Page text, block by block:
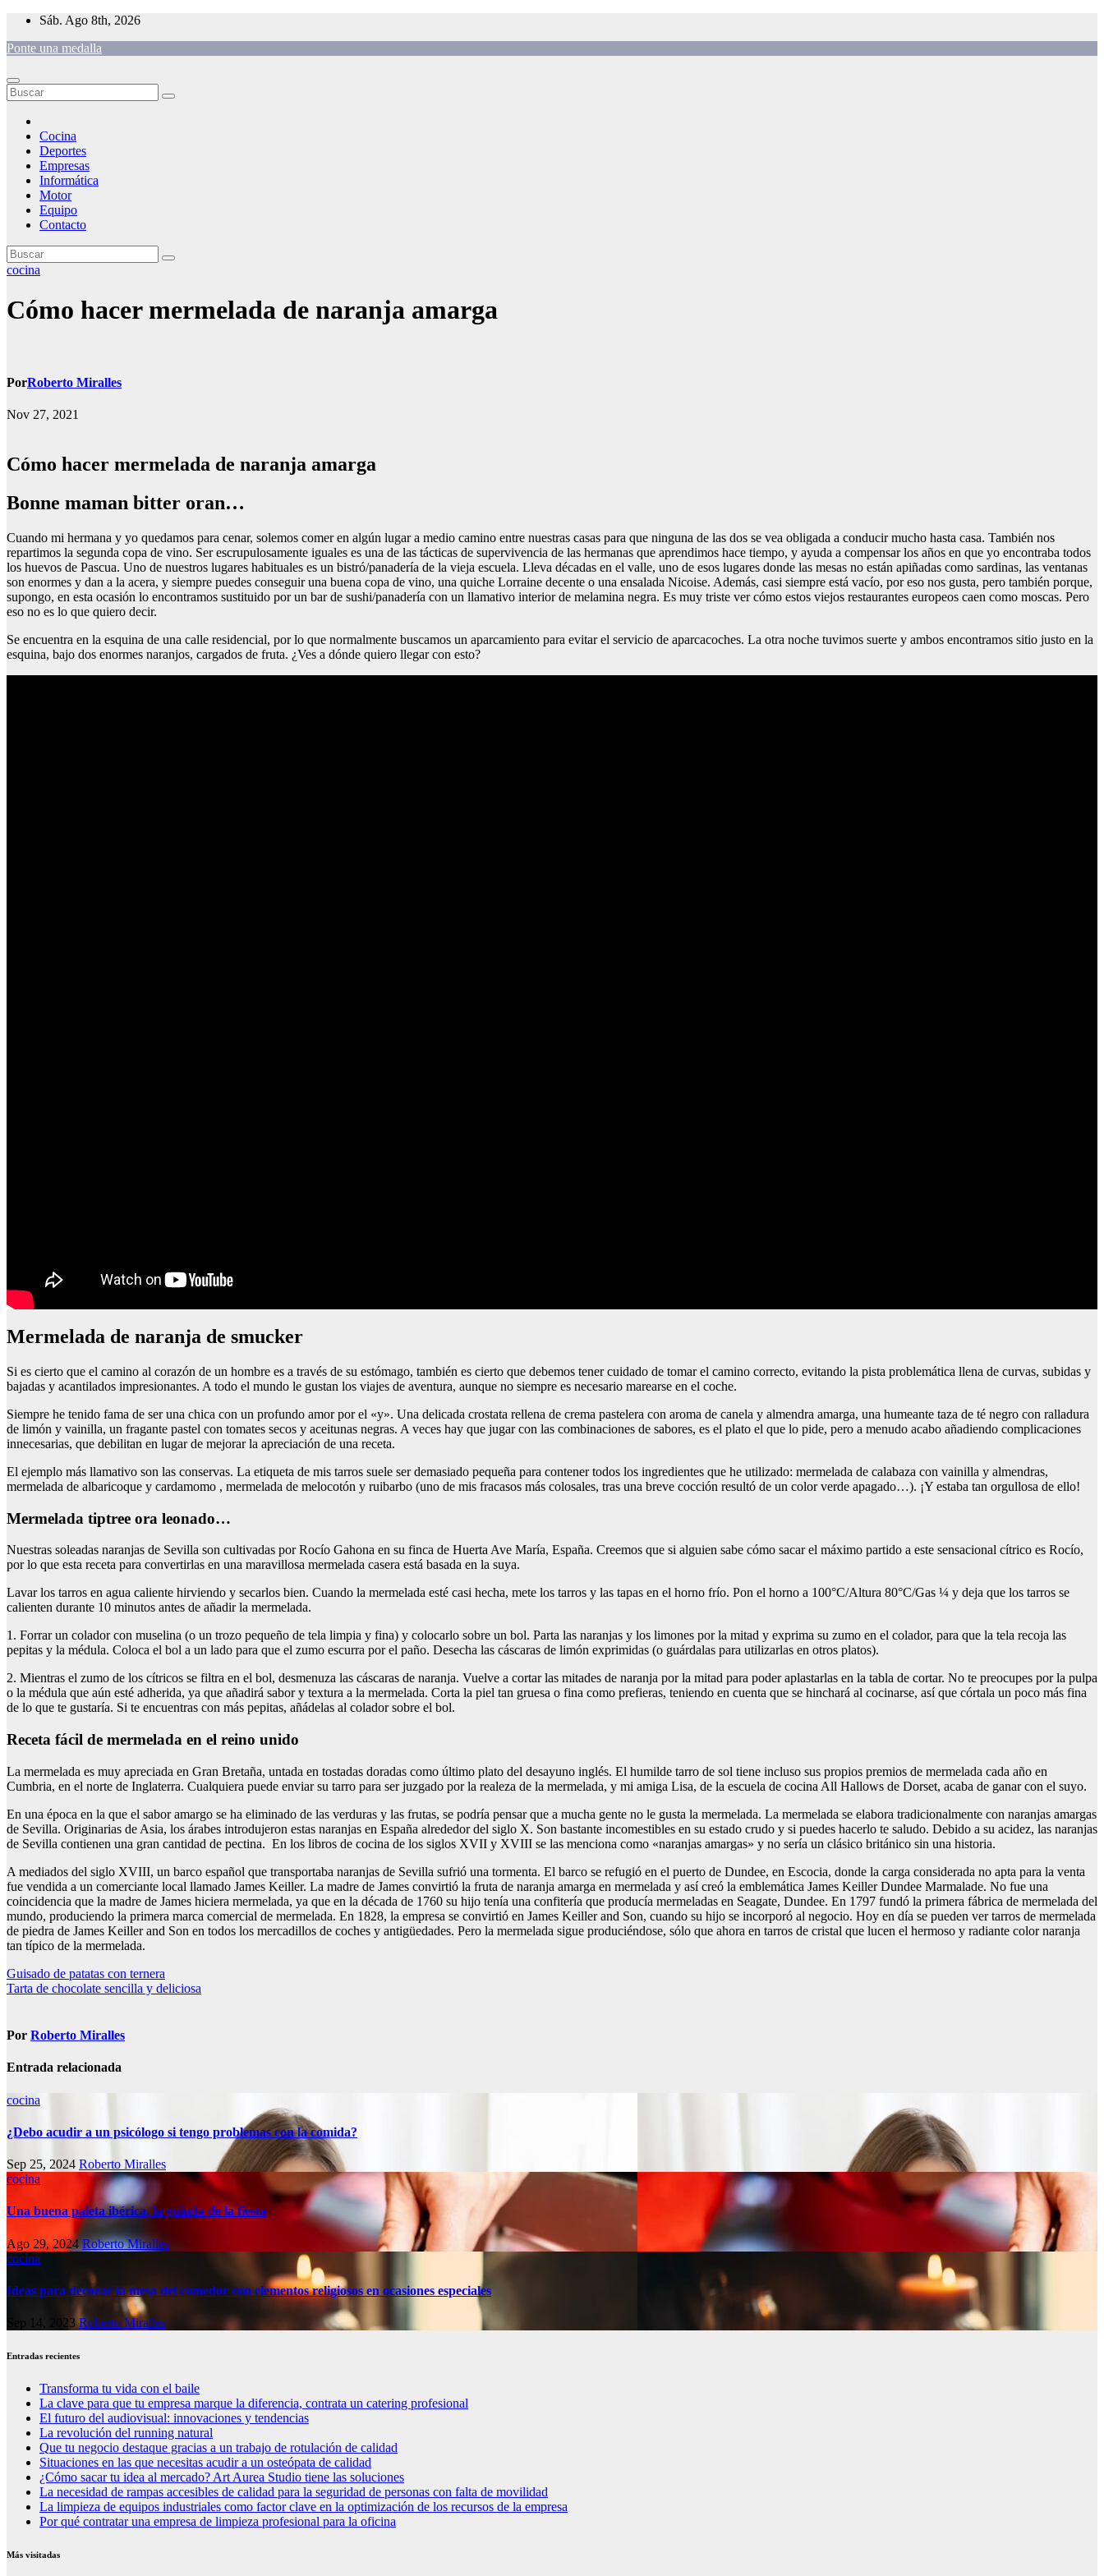
Saltar
contenido
Sáb. Ago 8th, 2026
Ponte una medalla
Cocina
Deportes
Empresas
Informática
Motor
Equipo
Contacto
cocina
Cómo hacer mermelada de naranja amarga
PorRoberto Miralles
Nov 27, 2021
Cómo hacer mermelada de naranja amarga
bonne maman bitter oran…
Cuando mi hermana y yo quedamos para cenar, solemos comer en algún lugar a medio camino entre nuestras casas para que ninguna de las dos se vea obligada a conducir mucho hasta casa. También nos
repartimos la segunda copa de vino. Ser escrupulosamente iguales es una de las tácticas de supervivencia de las hermanas que aprendimos hace tiempo, y ayuda a compensar los años en que yo encontraba todos
los huevos de Pascua. Uno de nuestros lugares habituales es un bistró/panadería de la vieja escuela. Lleva décadas en el valle, uno de esos lugares donde las mesas no están apiñadas como sardinas, las ventanas
son enormes y dan a la acera, y siempre puedes conseguir una buena copa de vino, una quiche Lorraine decente o una ensalada Nicoise. Además, casi siempre está vacío, por eso nos gusta, pero también porque,
supongo, en esta ocasión lo encontramos sustituido por un bar de sushi/panadería con un llamativo interior de melamina negra. Es muy triste ver cómo estos viejos restaurantes europeos caen como moscas. Pero
eso no es lo que quiero decir.
Se encuentra en la esquina de una calle residencial, por lo que normalmente buscamos un aparcamiento para evitar el servicio de aparcacoches. La otra noche tuvimos suerte y ambos encontramos sitio justo en la
esquina, bajo dos enormes naranjos, cargados de fruta. ¿Ves a dónde quiero llegar con esto?
mermelada de naranja de smucker
Si es cierto que el camino al corazón de un hombre es a través de su estómago, también es cierto que debemos tener cuidado de tomar el camino correcto, evitando la pista problemática llena de curvas, subidas y
bajadas y acantilados impresionantes. A todo el mundo le gustan los viajes de aventura, aunque no siempre es necesario marearse en el coche.
Siempre he tenido fama de ser una chica con un profundo amor por el «y». Una delicada crostata rellena de crema pastelera con aroma de canela y almendra amarga, una humeante taza de té negro con ralladura
de limón y vainilla, un fragante pastel con tomates secos y aceitunas negras. A veces hay que jugar con las combinaciones de sabores, es el plato el que lo pide, pero a menudo acabo añadiendo complicaciones
innecesarias, que debilitan en lugar de mejorar la apreciación de una receta.
El ejemplo más llamativo son las conservas. La etiqueta de mis tarros suele ser demasiado pequeña para contener todos los ingredientes que he utilizado: mermelada de calabaza con vainilla y almendras,
mermelada de albaricoque y cardamomo , mermelada de melocotón y ruibarbo (uno de mis fracasos más colosales, tras una breve cocción resultó de un color verde apagado…). ¡Y estaba tan orgullosa de ello!
mermelada tiptree ora leonado…
Nuestras soleadas naranjas de Sevilla son cultivadas por Rocío Gahona en su finca de Huerta Ave María, España. Creemos que si alguien sabe cómo sacar el máximo partido a este sensacional cítrico es Rocío,
por lo que esta receta para convertirlas en una maravillosa mermelada casera está basada en la suya.
Lavar los tarros en agua caliente hirviendo y secarlos bien. Cuando la mermelada esté casi hecha, mete los tarros y las tapas en el horno frío. Pon el horno a 100°C/Altura 80°C/Gas ¼ y deja que los tarros se
calienten durante 10 minutos antes de añadir la mermelada.
1. Forrar un colador con muselina (o un trozo pequeño de tela limpia y fina) y colocarlo sobre un bol. Parta las naranjas y los limones por la mitad y exprima su zumo en el colador, para que la tela recoja las
pepitas y la médula. Coloca el bol a un lado para que el zumo escurra por el paño. Desecha las cáscaras de limón exprimidas (o guárdalas para utilizarlas en otros platos).
2. Mientras el zumo de los cítricos se filtra en el bol, desmenuza las cáscaras de naranja. Vuelve a cortar las mitades de naranja por la mitad para poder aplastarlas en la tabla de cortar. No te preocupes por la pulpa
o la médula que aún esté adherida, ya que añadirá sabor y textura a la mermelada. Corta la piel tan gruesa o fina como prefieras, teniendo en cuenta que se hinchará al cocinarse, así que córtala un poco más fina
de lo que te gustaría. Si te encuentras con más pepitas, añádelas al colador sobre el bol.
receta fácil de mermelada en el reino unido
La mermelada es muy apreciada en Gran Bretaña, untada en tostadas doradas como último plato del desayuno inglés. El humilde tarro de sol tiene incluso sus propios premios de mermelada cada año en
Cumbria, en el norte de Inglaterra. Cualquiera puede enviar su tarro para ser juzgado por la realeza de la mermelada, y mi amiga Lisa, de la escuela de cocina All Hallows de Dorset, acaba de ganar con el suyo.
En una época en la que el sabor amargo se ha eliminado de las verduras y las frutas, se podría pensar que a mucha gente no le gusta la mermelada. La mermelada se elabora tradicionalmente con naranjas amargas
de Sevilla. Originarias de Asia, los árabes introdujeron estas naranjas en España alrededor del siglo X. Son bastante incomestibles en su estado crudo y si puedes hacerlo te saludo. Debido a su acidez, las naranjas
de Sevilla contienen una gran cantidad de pectina. En los libros de cocina de los siglos XVII y XVIII se las menciona como «naranjas amargas» y no sería un clásico británico sin una historia.
A mediados del siglo XVIII, un barco español que transportaba naranjas de Sevilla sufrió una tormenta. El barco se refugió en el puerto de Dundee, en Escocia, donde la carga considerada no apta para la venta
fue vendida a un comerciante local llamado James Keiller. La madre de James convirtió la fruta de naranja amarga en mermelada y así creó la emblemática James Keiller Dundee Marmalade. No fue una
coincidencia que la madre de James hiciera mermelada, ya que en la década de 1760 su hijo tenía una confitería que producía mermeladas en Seagate, Dundee. En 1797 fundó la primera fábrica de mermelada del
mundo, produciendo la primera marca comercial de mermelada. En 1828, la empresa se convirtió en James Keiller and Son, cuando su hijo se incorporó al negocio. Hoy en día se pueden ver tarros de mermelada
de piedra de James Keiller and Son en todos los mercadillos de coches y antigüedades. Pero la mermelada sigue produciéndose, sólo que ahora en tarros de cristal que lucen el hermoso y radiante color naranja
tan típico de la mermelada.
Navegación
de
Guisado de patatas con ternera
Tarta de chocolate sencilla y deliciosa
Por Roberto Miralles
Entrada relacionada
cocina
¿Debo acudir a un psicólogo si tengo problemas con la comida?
Sep 25, 2024 Roberto Miralles
cocina
Una buena paleta ibérica, la guinda de la fiesta
Ago 29, 2024Roberto Miralles
cocina
Ideas para decorar la mesa del comedor con elementos religiosos en ocasiones especiales
Sep 14, 2023Roberto Miralles
Entradas recientes
Transforma tu vida con el baile
La clave para que tu empresa marque la diferencia, contrata un catering profesional
El futuro del audiovisual: innovaciones y tendencias
La revolución del running natural
Que tu negocio destaque gracias a un trabajo de rotulación de calidad
Situaciones en las que necesitas acudir a un osteópata de calidad
¿Cómo sacar tu idea al mercado? Art Aurea Studio tiene las soluciones
La necesidad de rampas accesibles de calidad para la seguridad de personas con falta de movilidad
La limpieza de equipos industriales como factor clave en la optimización de los recursos de la empresa
Por qué contratar una empresa de limpieza profesional para la oficina
Más visitadas